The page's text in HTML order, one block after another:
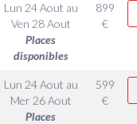
Lun 24 Aout au
Ven 28 Aout
Places
disponibles
899
€
Lun 24 Aout au
Mer 26 Aout
Places
599
€